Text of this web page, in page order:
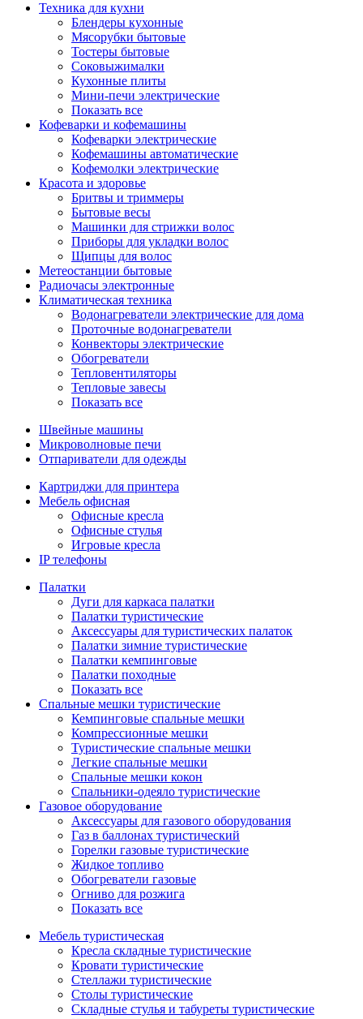
Техника для кухни
Блендеры кухонные
Мясорубки бытовые
Тостеры бытовые
Соковыжималки
Кухонные плиты
Мини-печи электрические
Показать все
Кофеварки и кофемашины
Кофеварки электрические
Кофемашины автоматические
Кофемолки электрические
Красота и здоровье
Бритвы и триммеры
Бытовые весы
Машинки для стрижки волос
Приборы для укладки волос
Щипцы для волос
Метеостанции бытовые
Радиочасы электронные
Климатическая техника
Водонагреватели электрические для дома
Проточные водонагреватели
Конвекторы электрические
Обогреватели
Тепловентиляторы
Тепловые завесы
Показать все
Швейные машины
Микроволновые печи
Отпариватели для одежды
Картриджи для принтера
Мебель офисная
Офисные кресла
Офисные стулья
Игровые кресла
IP телефоны
Палатки
Дуги для каркаса палатки
Палатки туристические
Аксессуары для туристических палаток
Палатки зимние туристические
Палатки кемпинговые
Палатки походные
Показать все
Спальные мешки туристические
Кемпинговые спальные мешки
Компрессионные мешки
Туристические спальные мешки
Легкие спальные мешки
Спальные мешки кокон
Спальники-одеяло туристические
Газовое оборудование
Аксессуары для газового оборудования
Газ в баллонах туристический
Горелки газовые туристические
Жидкое топливо
Обогреватели газовые
Огниво для розжига
Показать все
Мебель туристическая
Кресла складные туристические
Кровати туристические
Стеллажи туристические
Столы туристические
Складные стулья и табуреты туристические